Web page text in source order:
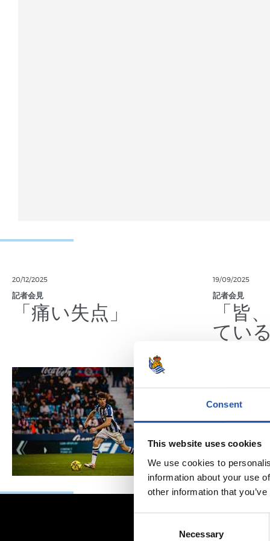
Consent
This website uses cookies
We use cookies to
information about your use
other information that
Necessary
20/12/2025
記者会見
「痛い失点」
19/09/2025
記者会見
「皆
てい